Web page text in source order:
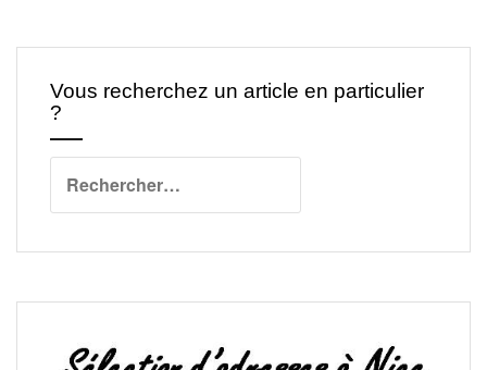
Vous recherchez un article en particulier
?